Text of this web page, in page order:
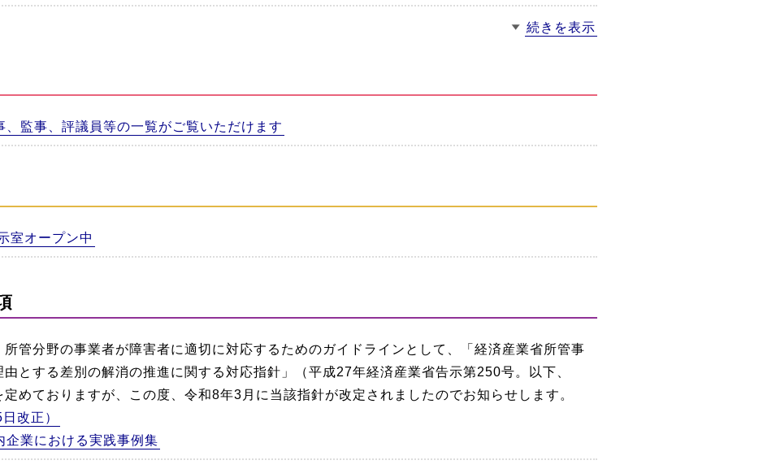
続きを表示
、監事、評議員等の一覧がご覧いただけます
室オープン中
管分野の事業者が障害者に適切に対応するためのガイドラインとして、「経済産業省所管事
とする差別の解消の推進に関する対応指針」（平成27年経済産業省告示第250号。以下、
定めておりますが、この度、令和8年3月に当該指針が改定されましたのでお知らせします。
改正）
企業における実践事例集